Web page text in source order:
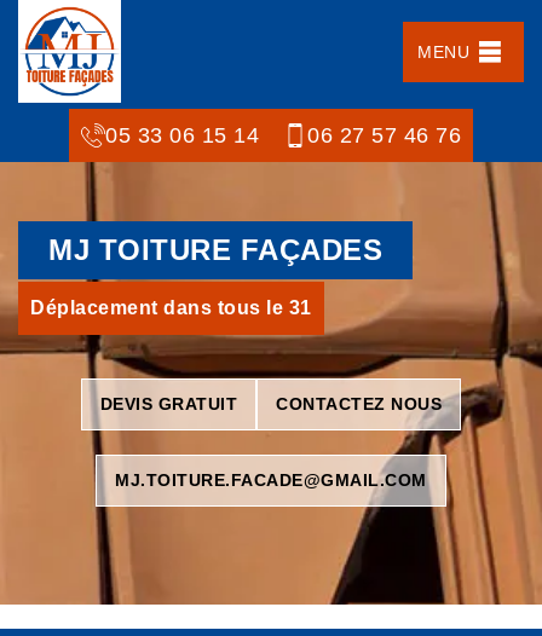
MENU
05 33 06 15 14 06 27 57 46 76
MJ TOITURE FAÇADES
Déplacement dans tous le 31
DEVIS GRATUIT CONTACTEZ NOUS
MJ.TOITURE.FACADE@GMAIL.COM